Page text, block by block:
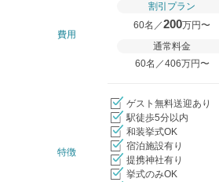
費用
割引プラン
60名／200万円〜
通常料金
60名／406万円〜
特徴
ゲスト無料送迎あり
駅徒歩5分以内
和装挙式OK
宿泊施設有り
提携神社有り
挙式のみOK